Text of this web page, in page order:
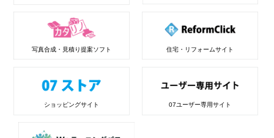
写真合成・見積り提案ソフト 住宅・リフォームサイト
ショッピングサイト 07ユーザー専用サイト